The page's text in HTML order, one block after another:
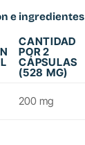
e ingredientes
CANTIDAD
POR 2
CÁPSULAS
(528 MG)
200 mg